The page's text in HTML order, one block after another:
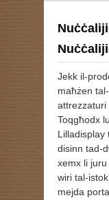
Jekk il-
maħżen
attrezzaturi
Toqgħodx
Lilladisplay
disinn tad-
xemx li
wiri tal-
mejda